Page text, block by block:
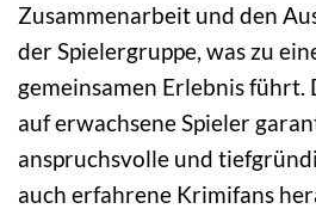
Zusammenarbeit und den
der Spielergruppe, was zu
gemeinsamen Erlebnis führt.
auf erwachsene Spieler
anspruchsvolle und
auch erfahrene Krimifans